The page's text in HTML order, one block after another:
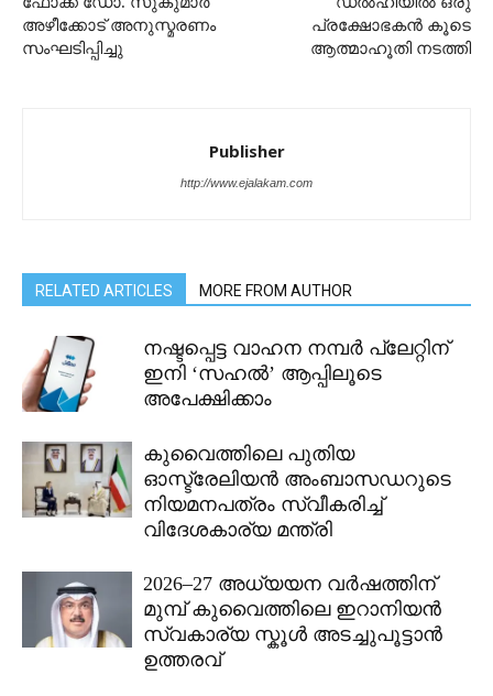
അഴീക്കോട് അനുസ്മരണം
സംഘടിപ്പിച്ചു
പ്രക്ഷോഭകൻ കൂടെ
ആത്മാഹൂതി നടത്തി
Publisher
http://www.ejalakam.com
RELATED ARTICLES MORE FROM AUTHOR
നഷ്ടപ്പെട്ട വാഹന നമ്പർ പ്ലേറ്റിന്
ഇനി ‘സഹൽ’ ആപ്പിലൂടെ
അപേക്ഷിക്കാം
കുവൈത്തിലെ പുതിയ
ഓസ്ട്രേലിയൻ അംബാസഡറുടെ
നിയമനപത്രം സ്വീകരിച്ച്
വിദേശകാര്യ മന്ത്രി
2026–27 അധ്യയന വർഷത്തിന്
മുമ്പ് കുവൈത്തിലെ ഇറാനിയൻ
സ്വകാര്യ സ്കൂൾ അടച്ചുപൂട്ടാൻ
ഉത്തരവ്